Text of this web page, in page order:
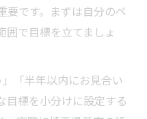
要です。まずは自分のペ
囲で目標を立てましょ
「半年以内にお見合い
目標を小分けに設定する